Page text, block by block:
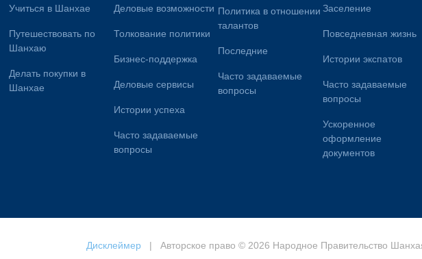
Учиться в Шанхае
Путешествовать по
Шанхаю
Делать покупки в
Шанхае
Деловые возможности
Толкование политики
Бизнес-поддержка
Деловые сервисы
Истории успеха
Часто задаваемые
вопросы
Политика в отношении
талантов
Последние
Часто задаваемые
вопросы
Заселение
Повседневная жизнь
Истории экспатов
Часто задаваемые
вопросы
Ускоренное
оформление
документов
Дисклеймер | Авторское право © 2026 Народное Правительство